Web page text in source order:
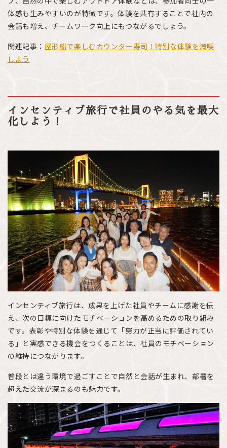
体感も生みやすいのが特徴です。体験を共有することで社内の
会話も増え、チームワーク向上にもつながるでしょう。
関連記事： 屋形船で楽しむカウンター寿司！特別な体験を満喫
しよう
インセンティブ旅行で社員のやる気を最大
化しよう！
インセンティブ旅行は、成果を上げた社員やチームに感謝を伝
え、次の目標に向けたモチベーションを高めるための取り組み
です。表彰や特別な体験を通じて「努力が正当に評価されてい
る」と実感できる機会をつくることは、社員のモチベーション
の維持につながります。
普段とは違う環境で過ごすことで自然と会話が生まれ、部署を
超えた交流が深まるのも魅力です。